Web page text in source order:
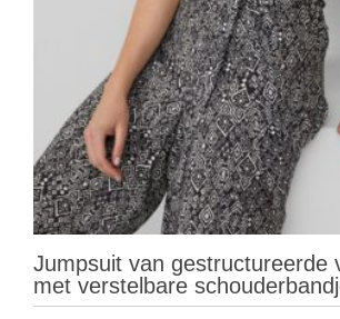
Jumpsuit van gestructureerde
met verstelbare